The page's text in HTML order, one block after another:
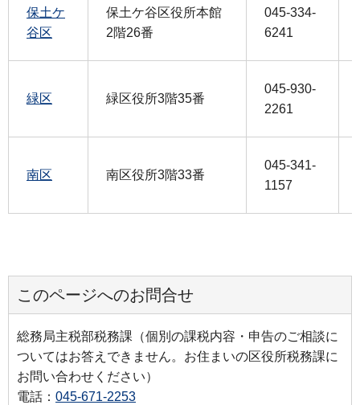
保土ケ
谷区
保土ケ谷区役所本館
2階26番
045-334-
6241
緑区 緑区役所3階35番
045-930-
2261
南区 南区役所3階33番
045-341-
1157
このページへのお問合せ
総務局主税部税務課（個別の課税内容・申告のご相談に
ついてはお答えできません。お住まいの区役所税務課に
お問い合わせください）
電話： 045-671-2253